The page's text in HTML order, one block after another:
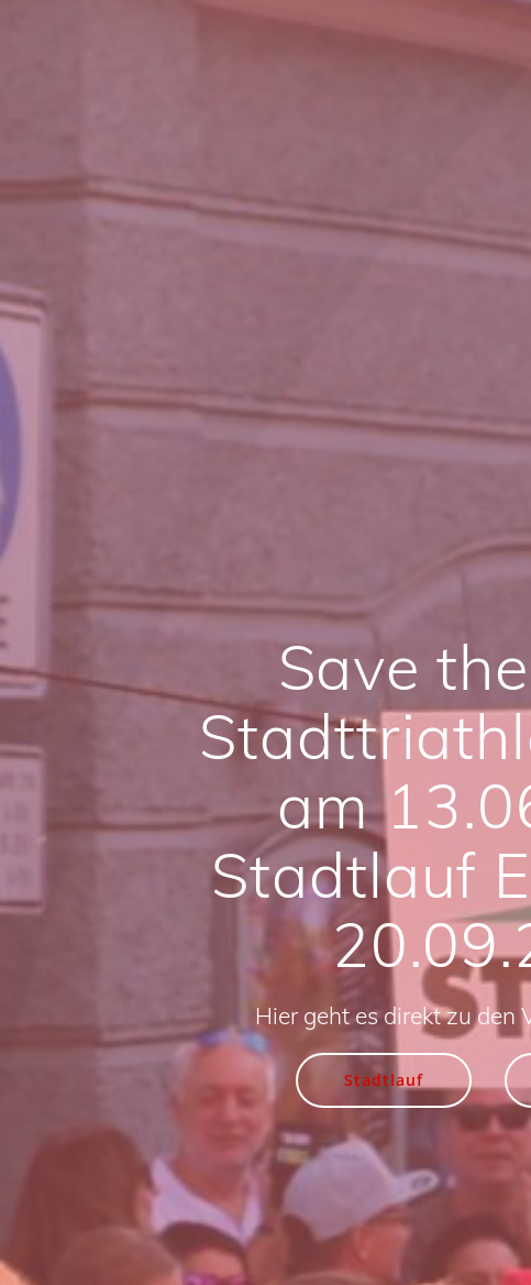
Save
am
Stadtlauf
Hier geht es direkt zu den
Stadtlauf